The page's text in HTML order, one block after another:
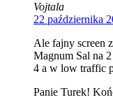
Vojtala
22 października
Ale fajny screen
Magnum Sal na
4 a w low traffic
Panie Turek!